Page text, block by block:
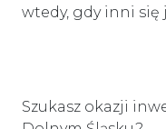
wtedy, gdy inni się
Szukasz okazji